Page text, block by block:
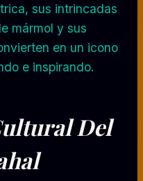
sus intrincadas
mármol y sus
en un icono
e inspirando.
Del